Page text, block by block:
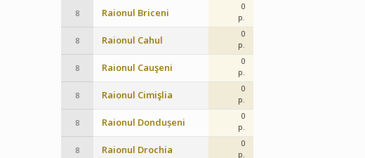
8 Raionul Briceni
0
p.
8 Raionul Cahul
0
p.
8 Raionul Cauşeni
0
p.
8 Raionul Cimişlia
0
p.
8 Raionul Dondușeni
0
p.
8 Raionul Drochia
0
p.